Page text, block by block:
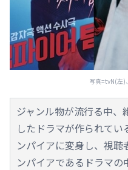
写真=tvN(左)
ジャンル物が流行る中、
したドラマが作られて
ンパイアに変身し、視
ンパイアであるドラマ